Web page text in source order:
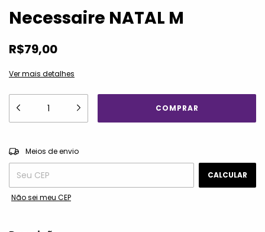
Necessaire NATAL M
R$79,00
Ver mais detalhes
Entregas para o CEP:
Meios de envio
CALCULAR
Não sei meu CEP